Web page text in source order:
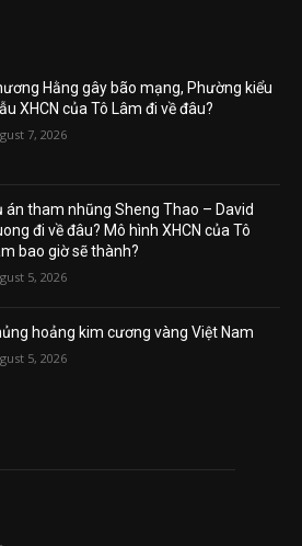
Hằng gây bão mạng, Phường kiểu
XHCN của Tô Lâm đi về đâu?
7, 2026
án tham nhũng Sheng Thao – David
đi về đâu? Mô hình XHCN của Tô
bao giờ sẽ thành?
5, 2026
hoảng kim cương vàng Việt Nam
5, 2026